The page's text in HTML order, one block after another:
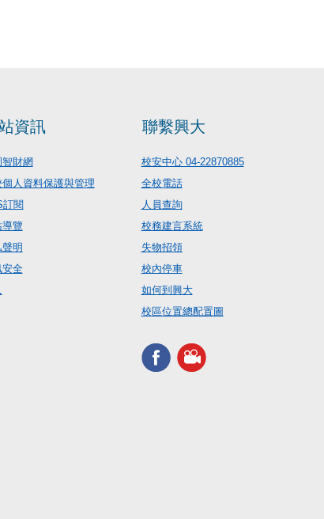
資訊
智財網
個人資料保護與管理
訂閱
導覽
明
安全
聯繫興大
校安中心 04-22870885
全校電話
人員查詢
校務建言系統
失物招領
校內停車
如何到興大
校區位置總配置圖